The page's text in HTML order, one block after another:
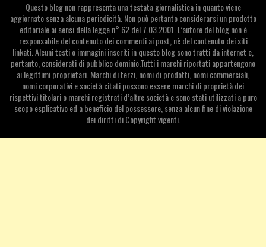
Questo blog non rappresenta una testata giornalistica in quanto viene
aggiornato senza alcuna periodicità. Non può pertanto considerarsi un prodotto
editoriale ai sensi della legge n° 62 del 7.03.2001. L’autore del blog non è
responsabile del contenuto dei commenti ai post, nè del contenuto dei siti
linkati. Alcuni testi o immagini inseriti in questo blog sono tratti da internet e,
pertanto, considerati di pubblico dominio.Tutti i marchi riportati appartengono
ai legittimi proprietari. Marchi di terzi, nomi di prodotti, nomi commerciali,
nomi corporativi e società citati possono essere marchi di proprietà dei
rispettivi titolari o marchi registrati d’altre società e sono stati utilizzati a puro
scopo esplicativo ed a beneficio del possessore, senza alcun fine di violazione
dei diritti di Copyright vigenti.